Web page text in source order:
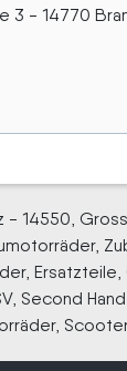
3 - 14770
- 14550,
Ersatzteile,
Second